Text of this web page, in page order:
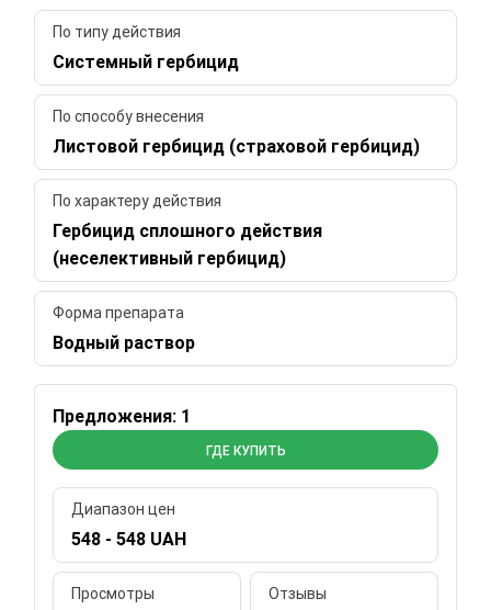
По типу действия
Системный гербицид
По способу внесения
Листовой гербицид (страховой гербицид)
По характеру действия
Гербицид сплошного действия
(неселективный гербицид)
Форма препарата
Водный раствор
Предложения: 1
ГДЕ КУПИТЬ
Диапазон цен
548 - 548 UAH
Просмотры Отзывы